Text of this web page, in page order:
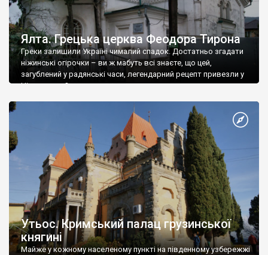
Ялта. Грецька церква Феодора Тирона
Греки залишили Україні чималий спадок. Достатньо згадати
ніжинські огірочки – ви ж мабуть всі знаєте, що цей,
загублений у радянські часи, легендарний рецепт привезли у
Ніжин греки?
Утьос. Кримський палац грузинської
княгині
Майже у кожному населеному пункті на південному узбережжі